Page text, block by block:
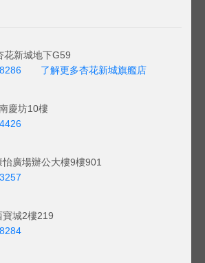
花新城地下G59
了解更多杏花新城旗艦店
慶坊10樓
廣場辦公大樓9樓901
城2樓219